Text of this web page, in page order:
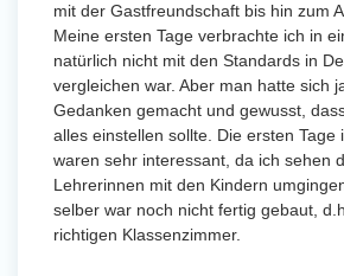
mit der Gastfreundschaft bis hin zum
Meine ersten Tage verbrachte ich in
natürlich nicht mit den Standards in
vergleichen war. Aber man hatte sich
Gedanken gemacht und gewusst,
alles einstellen sollte. Die ersten Tage
waren sehr interessant, da ich sehen
Lehrerinnen mit den Kindern
selber war noch nicht fertig gebaut,
richtigen Klassenzimmer.